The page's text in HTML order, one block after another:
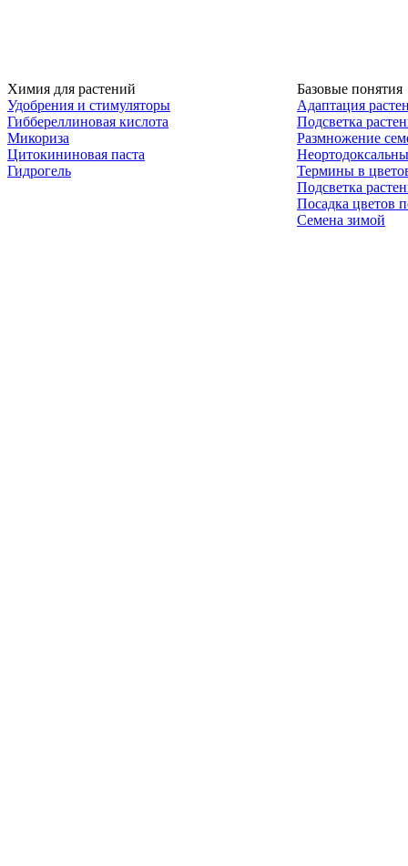
Химия для растений
Удобрения и стимуляторы
Гиббереллиновая кислота
Микориза
Цитокининовая паста
Гидрогель
Базовые понятия
Адаптация
Подсветка
Размножение
Термины в
Подсветка
Посадка цветов
Семена зимой